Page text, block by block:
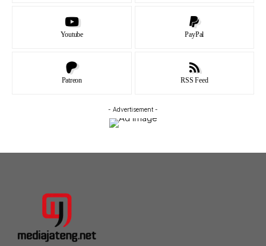
Youtube PayPal
Patreon RSS Feed
- Advertisement -